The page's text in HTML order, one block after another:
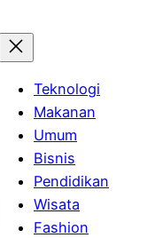
Teknologi
Makanan
Umum
Bisnis
Pendidikan
Wisata
Fashion